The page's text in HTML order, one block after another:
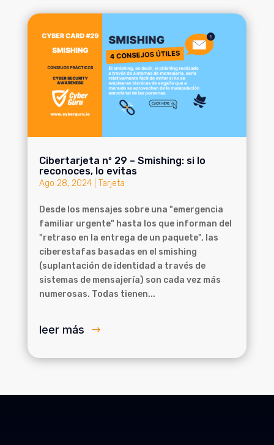
Cibertarjeta nº 29 – Smishing: si lo
reconoces, lo evitas
Ago 28, 2024| Tarjeta
Desde los mensajes sobre una "emergencia
familiar urgente" hasta los que informan del
"retraso en la entrega de un paquete", las
ciberestafas basadas en el smishing
(suplantación de identidad a través de
sistemas de mensajería) son cada vez más
numerosas. Todas tienen...
leer más